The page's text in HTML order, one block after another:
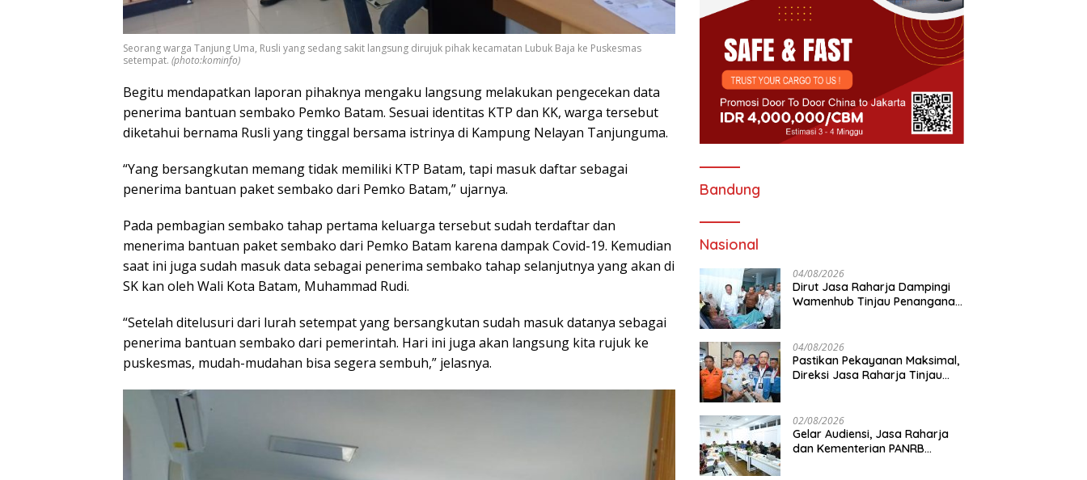
Seorang warga Tanjung Uma, Rusli yang sedang sakit langsung dirujuk pihak kecamatan Lubuk Baja ke Puskesmas
setempat. (photo:kominfo)
Begitu mendapatkan laporan pihaknya mengaku langsung melakukan pengecekan data
penerima bantuan sembako Pemko Batam. Sesuai identitas KTP dan KK, warga tersebut
diketahui bernama Rusli yang tinggal bersama istrinya di Kampung Nelayan Tanjunguma.
“Yang bersangkutan memang tidak memiliki KTP Batam, tapi masuk daftar sebagai
penerima bantuan paket sembako dari Pemko Batam,” ujarnya.
Pada pembagian sembako tahap pertama keluarga tersebut sudah terdaftar dan
menerima bantuan paket sembako dari Pemko Batam karena dampak Covid-19. Kemudian
saat ini juga sudah masuk data sebagai penerima sembako tahap selanjutnya yang akan di
SK kan oleh Wali Kota Batam, Muhammad Rudi.
“Setelah ditelusuri dari lurah setempat yang bersangkutan sudah masuk datanya sebagai
penerima bantuan sembako dari pemerintah. Hari ini juga akan langsung kita rujuk ke
puskesmas, mudah-mudahan bisa segera sembuh,” jelasnya.
Bandung
Nasional
04/08/2026
Dirut Jasa Raharja Dampingi
Wamenhub Tinjau Penanganan
04/08/2026
Pastikan Pekayanan Maksimal,
Direksi Jasa Raharja Tinjau
02/08/2026
Gelar Audiensi, Jasa Raharja
dan Kementerian PANRB